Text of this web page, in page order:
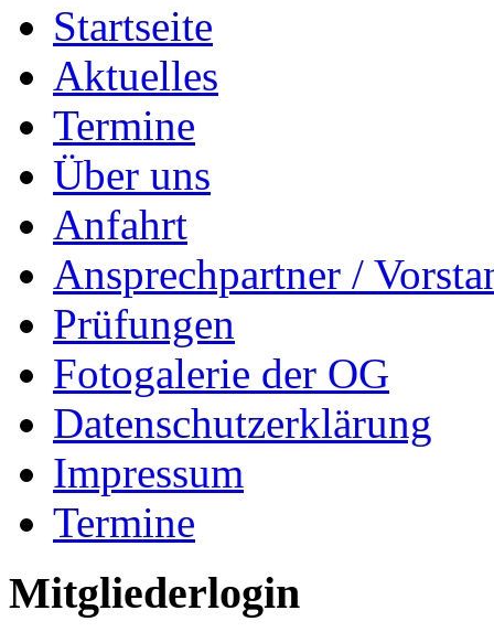
Startseite
Aktuelles
Termine
Über uns
Anfahrt
Ansprechpartner /
Prüfungen
Fotogalerie der OG
Datenschutzerklärung
Impressum
Termine
Mitgliederlogin